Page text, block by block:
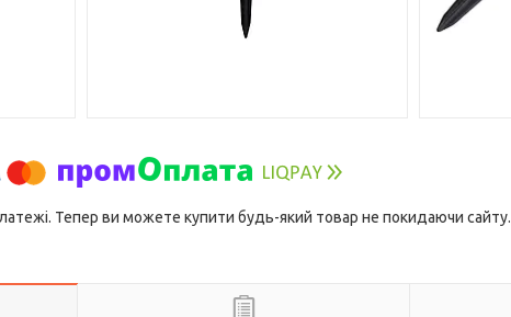
Тепер ви можете купити будь-який товар не покидаючи сайту.